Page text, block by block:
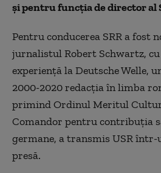
şi pentru funcţia de director al
Pentru conducerea SRR a fost
jurnalistul Robert Schwartz, cu
experienţă la Deutsche Welle,
2000-2020 redacţia în limba
primind Ordinul Meritul
Comandor pentru contribuţia
germane, a transmis USR într-
presă.